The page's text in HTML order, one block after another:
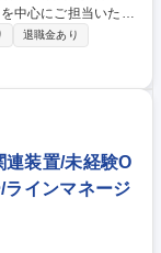
中心にご担当いただ
DC需要の拡大に対応
・敷設など ■ファシ
業務、設備管理シス
業務：監視カメラや
続き・認証・アテン
オペレータ稼動管理
退職金あり
連装置/未経験O
ラインマネージ